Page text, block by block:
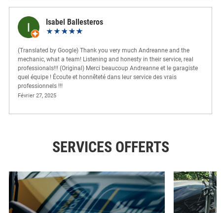
Isabel Ballesteros
(Translated by Google) Thank you very much Andreanne and the
mechanic, what a team! Listening and honesty in their service, real
professionals!!! (Original) Merci beaucoup Andreanne et le garagiste
quel équipe ! Écoute et honnêteté dans leur service des vrais
professionnels !!!
Février 27, 2025
SERVICES OFFERTS